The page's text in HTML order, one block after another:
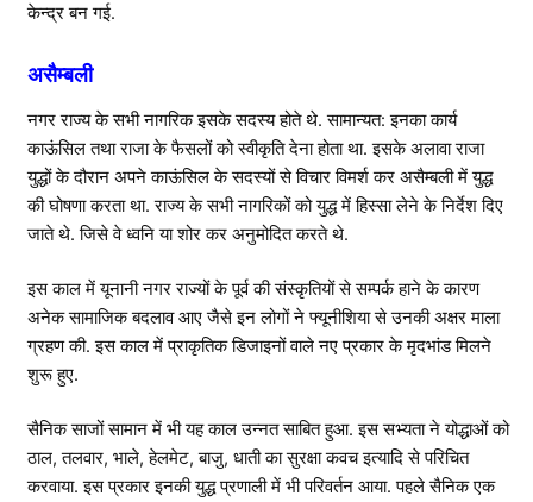
केन्द्र बन गई.
असैम्बली
नगर राज्य के सभी नागरिक इसके सदस्य होते थे. सामान्यत: इनका कार्य
काऊंसिल तथा राजा के फैसलों को स्वीकृति देना होता था. इसके अलावा राजा
युद्धों के दौरान अपने काऊंसिल के सदस्यों से विचार विमर्श कर असैम्बली में युद्ध
की घोषणा करता था. राज्य के सभी नागरिकों को युद्ध में हिस्सा लेने के निर्देश दिए
जाते थे. जिसे वे ध्वनि या शोर कर अनुमोदित करते थे.
इस काल में यूनानी नगर राज्यों के पूर्व की संस्कृतियों से सम्पर्क हाने के कारण
अनेक सामाजिक बदलाव आए जैसे इन लोगों ने फ्यूनीशिया से उनकी अक्षर माला
ग्रहण की. इस काल में प्राकृतिक डिजाइनों वाले नए प्रकार के मृदभांड मिलने
शुरू हुए.
सैनिक साजों सामान में भी यह काल उन्नत साबित हुआ. इस सभ्यता ने योद्धाओं को
ठाल, तलवार, भाले, हेलमेट, बाजु, धाती का सुरक्षा कवच इत्यादि से परिचित
करवाया. इस प्रकार इनकी युद्ध प्रणाली में भी परिवर्तन आया. पहले सैनिक एक